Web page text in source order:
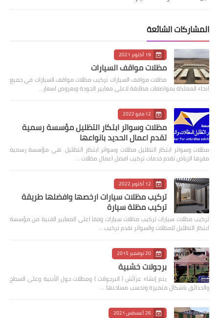
المشاركات الشائعة
19 أكتوبر 2021
مظلات مواقف السيارات
مظلات مواقف السيارات تركيب مظلات مواقف السيارات في جميع
انحاء المملكة بمواصفات مطابقة لاعلى معايير الجودة وبعروض اسعار…
12 مايو 2022
مظلات وسواتر ابتكار التظليل مؤسسة رسمية
تقدم اعمال الحديد بانواعها
مظلات وسواتر ابتكار التظليل مظلات وسواتر ابتكار التظليل هي مؤسسة رسمية
مقرها الرياض تقدم خدمات تركيب افضل اعمال مظلات …
12 أكتوبر 2022
تركيب مظلات سيارات ارخصها وافضلها طريقة
تركيب مظلة سيارة
‏تركيب مظلات سيارات تركيب مظلات سيارات وفقا اعلى المعايير الفنية من مؤسسة
ابتكار التظليل للمظلات والسواتر نقدم تركيب …
20 نوفمبر 2015
برجولات خشبية
يتم إنشاء عرائش ( البرجولات ) ومظلات حول الأبنية وعلى السطح
والحدائق باشكال متميزة وتحسب مساحتها …
26 أغسطس 2021